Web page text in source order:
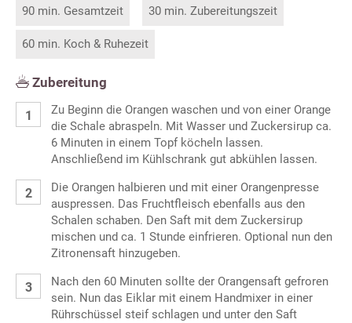
90 min. Gesamtzeit 30 min. Zubereitungszeit
60 min. Koch & Ruhezeit
Zubereitung
Zu Beginn die Orangen waschen und von einer Orange
die Schale abraspeln. Mit Wasser und Zuckersirup ca.
6 Minuten in einem Topf köcheln lassen.
Anschließend im Kühlschrank gut abkühlen lassen.
Die Orangen halbieren und mit einer Orangenpresse
auspressen. Das Fruchtfleisch ebenfalls aus den
Schalen schaben. Den Saft mit dem Zuckersirup
mischen und ca. 1 Stunde einfrieren. Optional nun den
Zitronensaft hinzugeben.
Nach den 60 Minuten sollte der Orangensaft gefroren
sein. Nun das Eiklar mit einem Handmixer in einer
Rührschüssel steif schlagen und unter den Saft